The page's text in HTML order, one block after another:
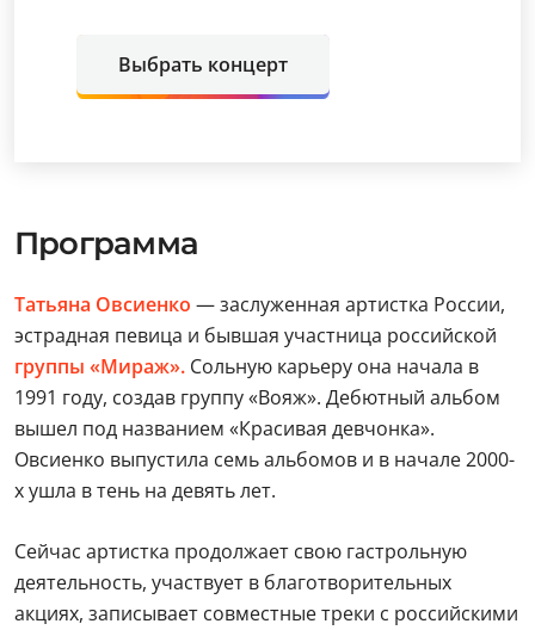
Выбрать концерт
Программа
Татьяна Овсиенко — заслуженная артистка России,
эстрадная певица и бывшая участница российской
группы «Мираж». Сольную карьеру она начала в
1991 году, создав группу «Вояж». Дебютный альбом
вышел под названием «Красивая девчонка».
Овсиенко выпустила семь альбомов и в начале 2000-
х ушла в тень на девять лет.
Сейчас артистка продолжает свою гастрольную
деятельность, участвует в благотворительных
акциях, записывает совместные треки с российскими